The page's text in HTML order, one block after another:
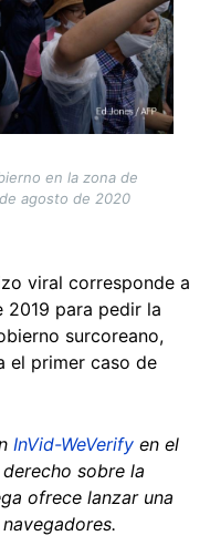
en la zona de
agosto de 2020
viral corresponde a
2019 para pedir la
surcoreano,
el primer caso de
InVid-WeVerify en el
sobre la
ofrece lanzar una